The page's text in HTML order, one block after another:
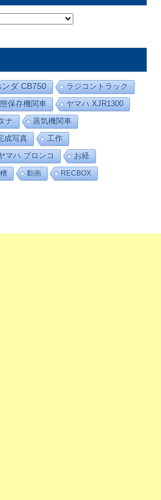
ンダ CB750
ラジコントラック
保存機関車
ヤマハ XJR1300
ナ
蒸気機関車
成写真
工作
マハ ブロンコ お経
動画 RECBOX